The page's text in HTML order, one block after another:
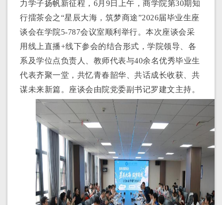
力学子扬帆新征程， 6月 9日上午，商学院第30期知
行擂茶会之“星辰大海， 筑梦商途”2026届毕业生座
谈会在学院5-787会议室顺利举行。本次座谈会采
用线上直播+线下参会的结合形式，学院领导、各
系及学位点负责人、教师代表与40余名优秀毕业生
代表齐聚一堂，共忆青春韶华、共话成长收获、共
谋未来新篇。座谈会由院党委副书记罗建文主持。